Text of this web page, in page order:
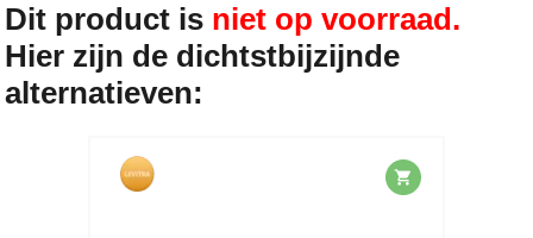
Dit product is niet op voorraad.
Hier zijn de dichtstbijzijnde
alternatieven: